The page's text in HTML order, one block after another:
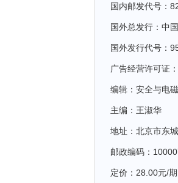
国内邮发代号：
国外总发行：中
国外发行代号：
广告经营许可证
编辑：安全与电
主编：王淑华
地址：北京市东
邮政编码：
定价：28.00元/期